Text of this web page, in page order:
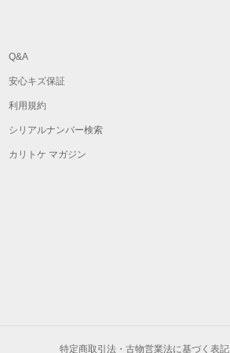
Q&A
安心キズ保証
利用規約
シリアルナンバー検索
カリトケ マガジン
特定商取引法・古物営業法に基づく表記